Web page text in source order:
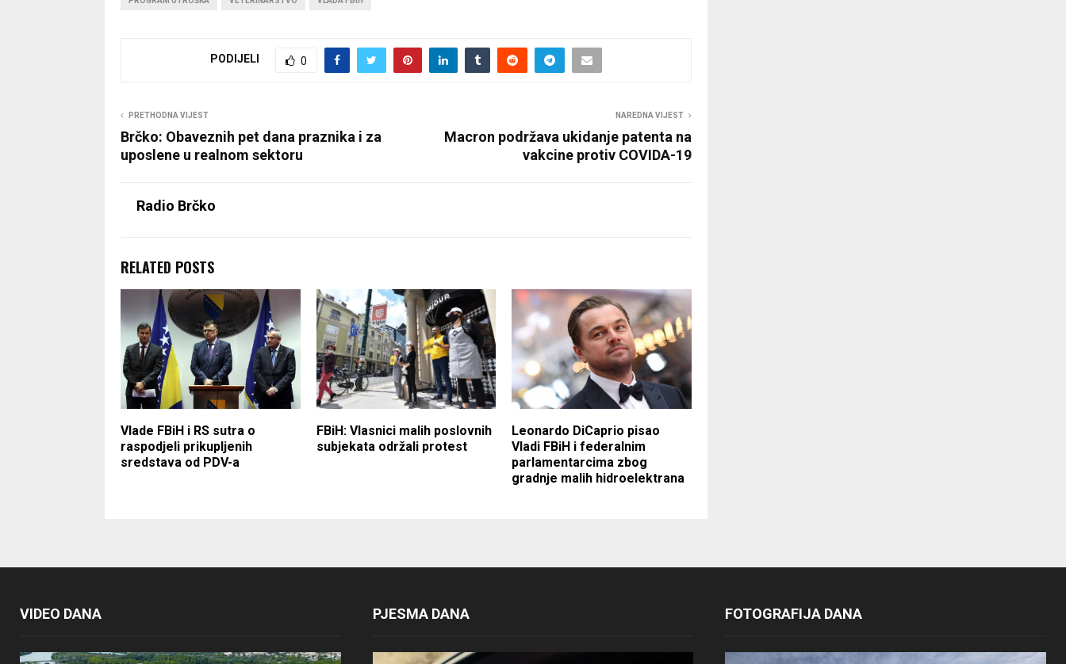
PODIJELI 0
PRETHODNA VIJEST
Brčko: Obaveznih pet dana praznika i za
uposlene u realnom sektoru
NAREDNA VIJEST
Macron podržava ukidanje patenta na
vakcine protiv COVIDA-19
Radio Brčko
RELATED POSTS
Vlade FBiH i RS sutra o
raspodjeli prikupljenih
sredstava od PDV-a
FBiH: Vlasnici malih poslovnih
subjekata održali protest
Leonardo DiCaprio pisao
Vladi FBiH i federalnim
parlamentarcima zbog
gradnje malih hidroelektrana
VIDEO DANA PJESMA DANA FOTOGRAFIJA DANA